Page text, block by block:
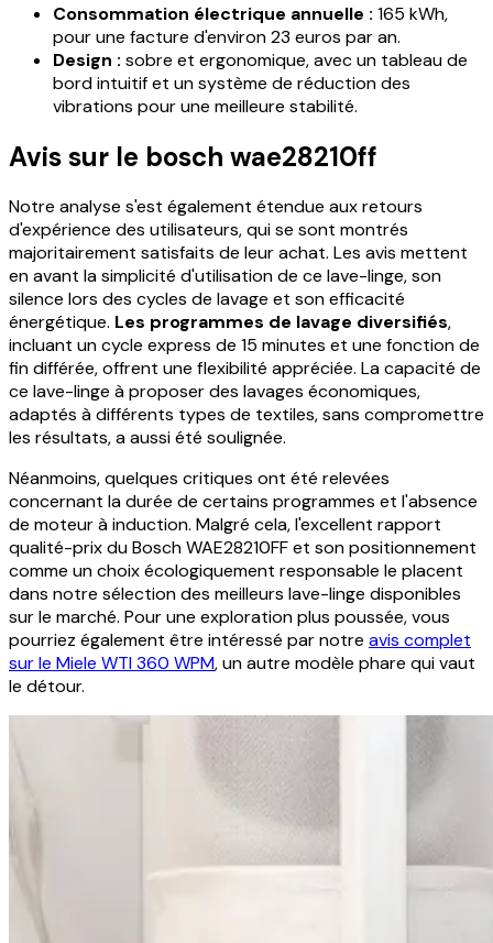
Consommation électrique annuelle : 165 kWh,
pour une facture d'environ 23 euros par an.
Design : sobre et ergonomique, avec un tableau de
bord intuitif et un système de réduction des
vibrations pour une meilleure stabilité.
Avis sur le bosch wae28210ff
Notre analyse s'est également étendue aux retours
d'expérience des utilisateurs, qui se sont montrés
majoritairement satisfaits de leur achat. Les avis mettent
en avant la simplicité d'utilisation de ce lave-linge, son
silence lors des cycles de lavage et son efficacité
énergétique. Les programmes de lavage diversifiés,
incluant un cycle express de 15 minutes et une fonction de
fin différée, offrent une flexibilité appréciée. La capacité de
ce lave-linge à proposer des lavages économiques,
adaptés à différents types de textiles, sans compromettre
les résultats, a aussi été soulignée.
Néanmoins, quelques critiques ont été relevées
concernant la durée de certains programmes et l'absence
de moteur à induction. Malgré cela, l'excellent rapport
qualité-prix du Bosch WAE28210FF et son positionnement
comme un choix écologiquement responsable le placent
dans notre sélection des meilleurs lave-linge disponibles
sur le marché. Pour une exploration plus poussée, vous
pourriez également être intéressé par notre avis complet
sur le Miele WTI 360 WPM, un autre modèle phare qui vaut
le détour.